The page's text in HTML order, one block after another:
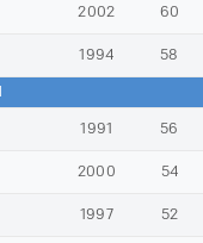
2002 60
1994 58
1991 56
2000 54
1997 52